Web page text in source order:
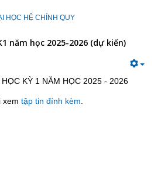
HỌC HỆ CHÍNH QUY
năm học 2025-2026 (dự kiến)
KỲ 1 NĂM HỌC 2025 - 2026
xem tập tin đính kèm